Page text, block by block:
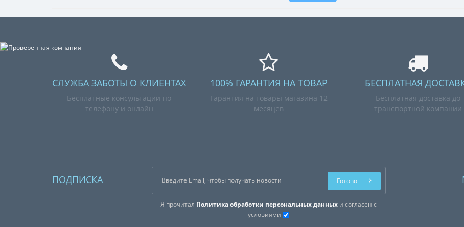
СЛУЖБА ЗАБОТЫ О КЛИЕНТАХ
Бесплатные консультации по
телефону и онлайн
100% ГАРАНТИЯ НА ТОВАР
Гарантия на товары магазина 12
месяцев
БЕСПЛАТНАЯ
Бесплатная доставка до
транспортной компании
ПОДПИСКА
Я прочитал Политика обработки персональных данных и согласен с
условиями
Готово